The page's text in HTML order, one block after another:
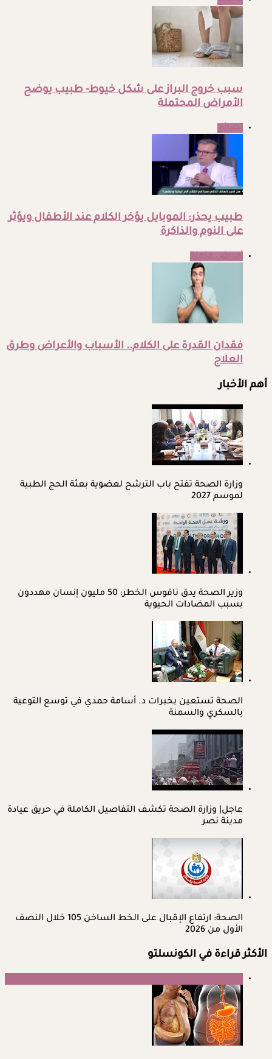
سبب خروج البراز على شكل خيوط- طبيب يوضح
الأمراض المحتملة
طبيب يحذر: الموبايل يؤخر الكلام عند الأطفال ويؤثر
على النوم والذاكرة
فقدان القدرة على الكلام.. الأسباب والأعراض وطرق
العلاج
أهم الأخبار
وزارة الصحة تفتح باب الترشح لعضوية بعثة الحج الطبية
لموسم 2027
وزير الصحة يدق ناقوس الخطر: 50 مليون إنسان مهددون
بسبب المضادات الحيوية
الصحة تستعين بخبرات د. أسامة حمدي في توسع التوعية
بالسكري والسمنة
عاجل| وزارة الصحة تكشف التفاصيل الكاملة في حريق عيادة
مدينة نصر
الصحة: ارتفاع الإقبال على الخط الساخن 105 خلال النصف
الأول من 2026
الأكثر قراءة في الكونسلتو